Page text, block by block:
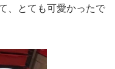
、とても可愛かったで